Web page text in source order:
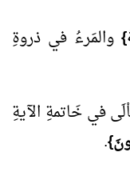
والمَرءُ في ذروةِ
في خَاتمةِ الآيةِ
.